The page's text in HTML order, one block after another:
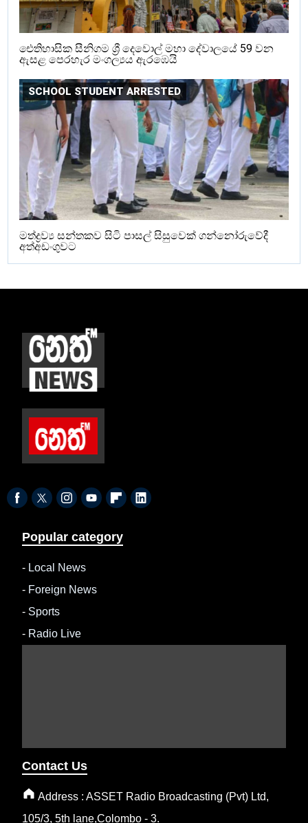
ඓතිහාසික සීනිගම ශ්‍රී දෙවොල් මහා දේවාලයේ 59 වන
ඇසළ පෙරහැර මංගල්‍යය ඇරඹෙයි
SCHOOL STUDENT ARRESTED
මත්ද්‍රව්‍ය සන්තකව සිටි පාසල් සිසුවෙක් ගන්නෝරුවේදී
අත්අඩංගුවට
Popular category
- Local News
- Foreign News
- Sports
- Radio Live
Contact Us
Address : ASSET Radio Broadcasting (Pvt) Ltd,
105/3, 5th lane,Colombo - 3.